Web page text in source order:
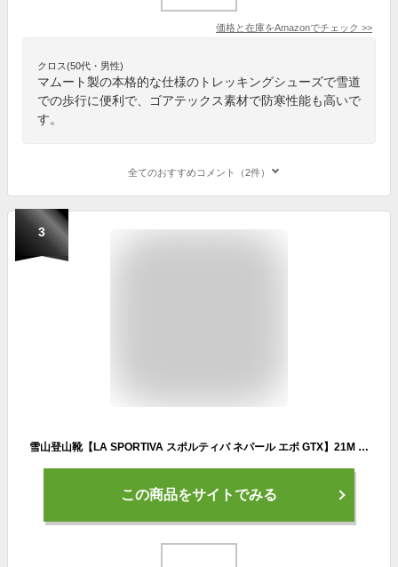
価格と在庫をAmazonでチェック >>
クロス(50代・男性)
マムート製の本格的な仕様のトレッキングシューズで雪道
での歩行に便利で、ゴアテックス素材で防寒性能も高いで
す。
全てのおすすめコメント（2件）
3
雪山登山靴【LA SPORTIVA スポルティバ ネパール エボ GTX】21M 送料無料 軽量 厳冬期 ワンタッチアイゼン装着可能
この商品をサイトでみる